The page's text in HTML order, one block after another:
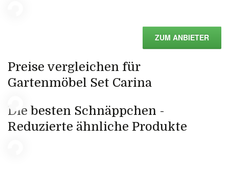
ZUM ANBIETER
Preise vergleichen für
Gartenmöbel Set Carina
Die besten Schnäppchen -
Reduzierte ähnliche Produkte